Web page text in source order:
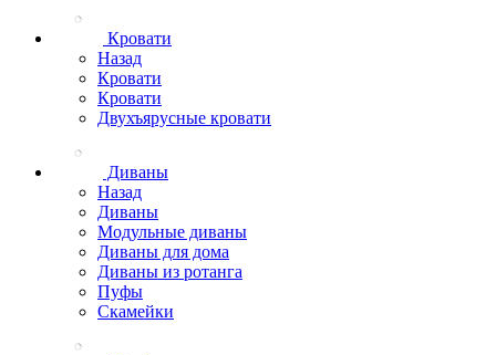
Кровати
Назад
Кровати
Кровати
Двухъярусные кровати
Диваны
Назад
Диваны
Модульные диваны
Диваны для дома
Диваны из ротанга
Пуфы
Скамейки